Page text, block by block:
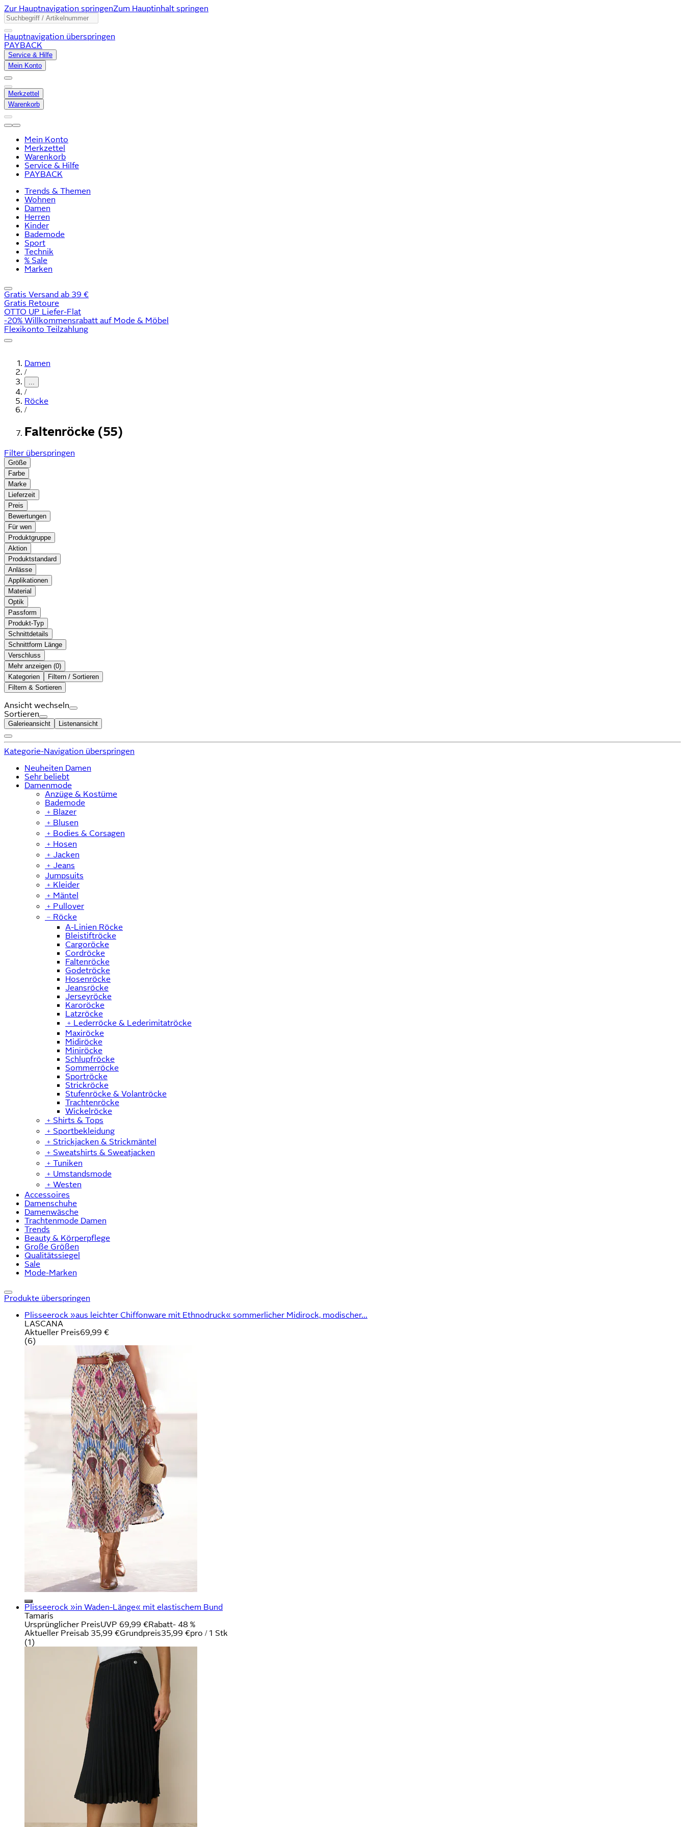
Zur Hauptnavigation springenZum Hauptinhalt springen
Hauptnavigation überspringen
PAYBACK
Service & Hilfe
Mein Konto
Merkzettel
Warenkorb
Mein Konto
Merkzettel
Warenkorb
Service & Hilfe
PAYBACK
Trends & Themen
Wohnen
Damen
Herren
Kinder
Bademode
Sport
Technik
% Sale
Marken
Gratis Versand ab 39 €
Gratis Retoure
OTTO UP Liefer-Flat
-20% Willkommensrabatt auf Mode & Möbel
Flexikonto Teilzahlung
Damen
/
...
/
Röcke
/
Faltenröcke (55)
Filter überspringen
Größe
Farbe
Marke
Lieferzeit
Preis
Bewertungen
Für wen
Produktgruppe
Aktion
Produktstandard
Anlässe
Applikationen
Material
Optik
Passform
Produkt-Typ
Schnittdetails
Schnittform Länge
Verschluss
Mehr anzeigen ( )
Kategorien
Filtern / Sortieren
Filtern & Sortieren
Ansicht wechseln
Sortieren
Galerieansicht Listenansicht
Kategorie-Navigation überspringen
Neuheiten Damen
Sehr beliebt
Damenmode
Anzüge & Kostüme
Bademode
﹢ Blazer
﹢ Blusen
﹢ Bodies & Corsagen
﹢ Hosen
﹢ Jacken
﹢ Jeans
Jumpsuits
﹢ Kleider
﹢ Mäntel
﹢ Pullover
﹣ Röcke
A-Linien Röcke
Bleistiftröcke
Cargoröcke
Cordröcke
Faltenröcke
Godetröcke
Hosenröcke
Jeansröcke
Jerseyröcke
Karoröcke
Latzröcke
﹢ Lederröcke & Lederimitatröcke
Maxiröcke
Midiröcke
Miniröcke
Schlupfröcke
Sommerröcke
Sportröcke
Strickröcke
Stufenröcke & Volantröcke
Trachtenröcke
Wickelröcke
﹢ Shirts & Tops
﹢ Sportbekleidung
﹢ Strickjacken & Strickmäntel
﹢ Sweatshirts & Sweatjacken
﹢ Tuniken
﹢ Umstandsmode
﹢ Westen
Accessoires
Damenschuhe
Damenwäsche
Trachtenmode Damen
Trends
Beauty & Körperpflege
Große Größen
Qualitätssiegel
Sale
Mode-Marken
Produkte überspringen
Plisseerock »aus leichter Chiffonware mit Ethnodruck« sommerlicher Midirock, modischer...
LASCANA
Aktueller Preis69,99 €
(6)
Plisseerock »in Waden-Länge« mit elastischem Bund
Tamaris
Ursprünglicher PreisUVP 69,99 €Rabatt- 48 %
Aktueller Preisab 35,99 €Grundpreis35,99 €pro / 1 Stk
(1)